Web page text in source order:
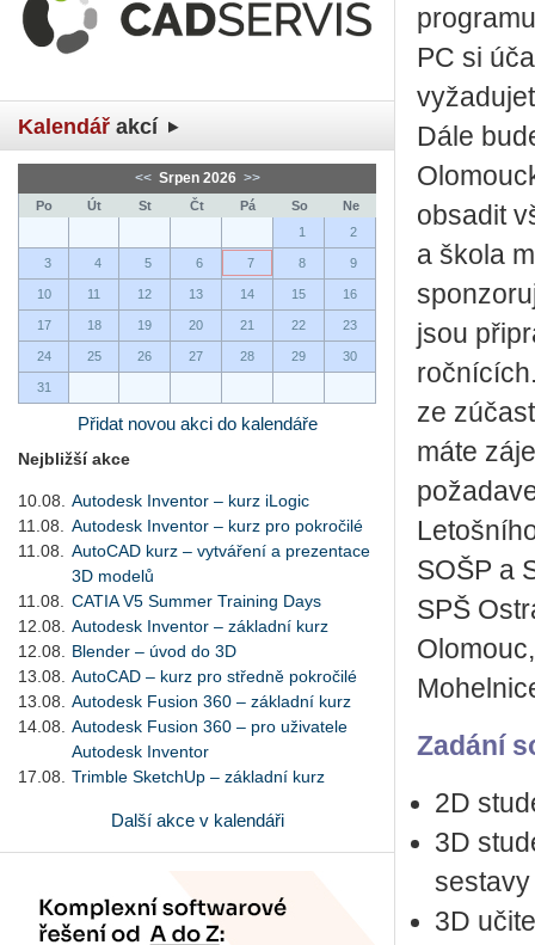
Kalendář akcí
<< Srpen 2026 >>
Po Út St Čt Pá So
Ne
1
2
3 4 5 6 7 8 9
10 11 12 13 14 15 16
17 18 19 20 21 22 23
24 25 26 27 28 29 30
31
Přidat novou akci do kalendáře
Nejbližší akce
10.08.
Autodesk Inventor – kurz iLogic
11.08.
Autodesk Inventor – kurz pro pokročilé
11.08.
AutoCAD kurz – vytváření a prezentace
3D modelů
11.08.
CATIA V5 Summer Training Days
12.08.
Autodesk Inventor – základní kurz
12.08.
Blender – úvod do 3D
13.08.
AutoCAD – kurz pro středně pokročilé
13.08.
Autodesk Fusion 360 – základní kurz
14.08.
Autodesk Fusion 360 – pro uživatele
Autodesk Inventor
17.08.
Trimble SketchUp – základní kurz
Další akce v kalendáři
PC si
Dále
obsadit
a škola
jsou
ze
máte
SOŠP a
SPŠ
Zadání
2D
3D
3D